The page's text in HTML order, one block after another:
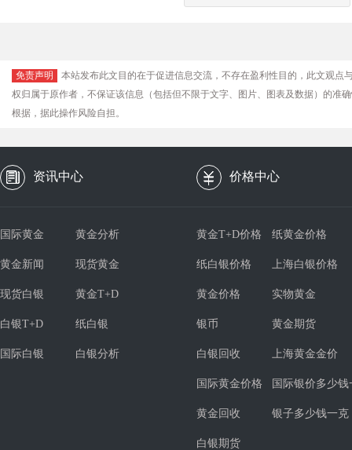
免责声明
本站发布此文目的在于促进信息交流，不存在盈利性目的，此文观
权归属于原作者，不保证该信息（包括但不限于文字、图片、图表及数据）的准
根据，据此操作风险自担。
资讯中心 价格中心
国际黄金 黄金分析
黄金新闻 现货黄金
现货白银 黄金T+D
白银T+D 纸白银
国际白银 白银分析
黄金T+D价格 纸黄金价格
纸白银价格 上海白银价格
黄金价格 实物黄金
银币 黄金期货
白银回收 上海黄金金价
国际黄金价格 国际银价多少钱
黄金回收 银子多少钱一克
白银期货